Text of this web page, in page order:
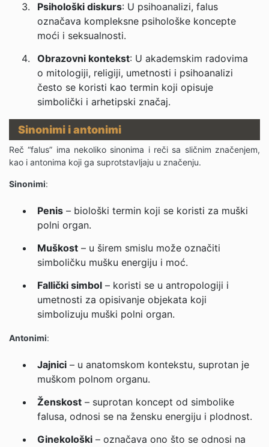
Psihološki diskurs: U psihoanalizi, falus
označava kompleksne psihološke koncepte
moći i seksualnosti.
Obrazovni kontekst: U akademskim radovima
o mitologiji, religiji, umetnosti i psihoanalizi
često se koristi kao termin koji opisuje
simbolički i arhetipski značaj.
Sinonimi i antonimi
Reč “falus” ima nekoliko sinonima i reči sa sličnim značenjem,
kao i antonima koji ga suprotstavljaju u značenju.
Sinonimi:
Penis – biološki termin koji se koristi za muški
polni organ.
Muškost – u širem smislu može označiti
simboličku mušku energiju i moć.
Fallički simbol – koristi se u antropologiji i
umetnosti za opisivanje objekata koji
simbolizuju muški polni organ.
Antonimi:
Jajnici – u anatomskom kontekstu, suprotan je
muškom polnom organu.
Ženskost – suprotan koncept od simbolike
falusa, odnosi se na žensku energiju i plodnost.
Ginekološki – označava ono što se odnosi na